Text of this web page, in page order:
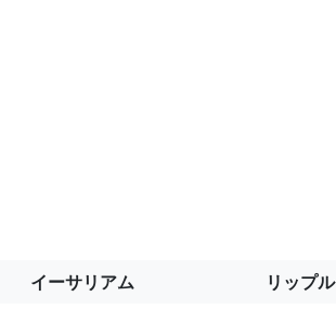
イーサリアム リップル